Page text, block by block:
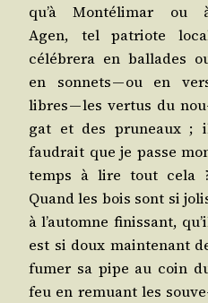
qu’à Mon­té­li­mar ou
Agen, tel patriote
célé­bre­ra en bal­lades
en son­nets — ou en
libres — les ver­tus du
gat et des pru­neaux ;
fau­drait que je passe
temps à lire tout cela
Quand les bois sont si
à l’au­tomne finis­sant,
est si doux main­te­nant
fumer sa pipe au coin
feu en remuant les